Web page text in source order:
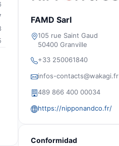
FAMD Sarl
105 rue Saint Gaud
50400 Granville
+33 250061840
infos-contacts@wakagi.fr
489 866 400 00034
https://nipponandco.fr/
Conformidad